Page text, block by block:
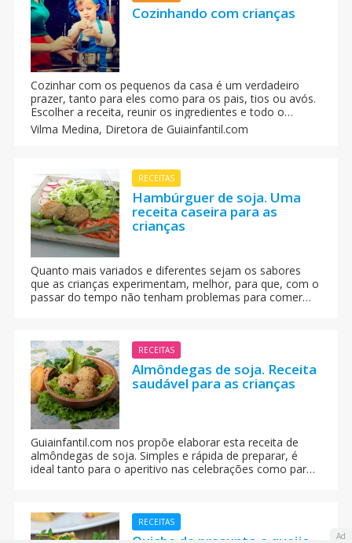
Cozinhando com crianças
Cozinhar com os pequenos da casa é um verdadeiro
prazer, tanto para eles como para os pais, tios ou avós.
Escolher a receita, reunir os ingredientes e todo o
material que vão necessitar é algo que pode mudar a
concepção das crianças acerca dos alimentos e da
Vilma Medina, Diretora de Guiainfantil.com
RECEITAS
Hambúrguer de soja. Uma
receita caseira para as
crianças
Quanto mais variados e diferentes sejam os sabores
que as crianças experimentam, melhor, para que, com o
passar do tempo não tenham problemas para comer
saborosa e muito saudável.
RECEITAS
Almôndegas de soja. Receita
saudável para as crianças
Guiainfantil.com nos propõe elaborar esta receita de
almôndegas de soja. Simples e rápida de preparar, é
ideal tanto para o aperitivo nas celebrações como para
RECEITAS
Ad